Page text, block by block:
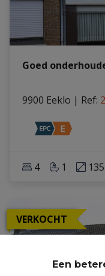
Een
Goed
9900 Eeklo | Ref:
4 1
VERKOCHT